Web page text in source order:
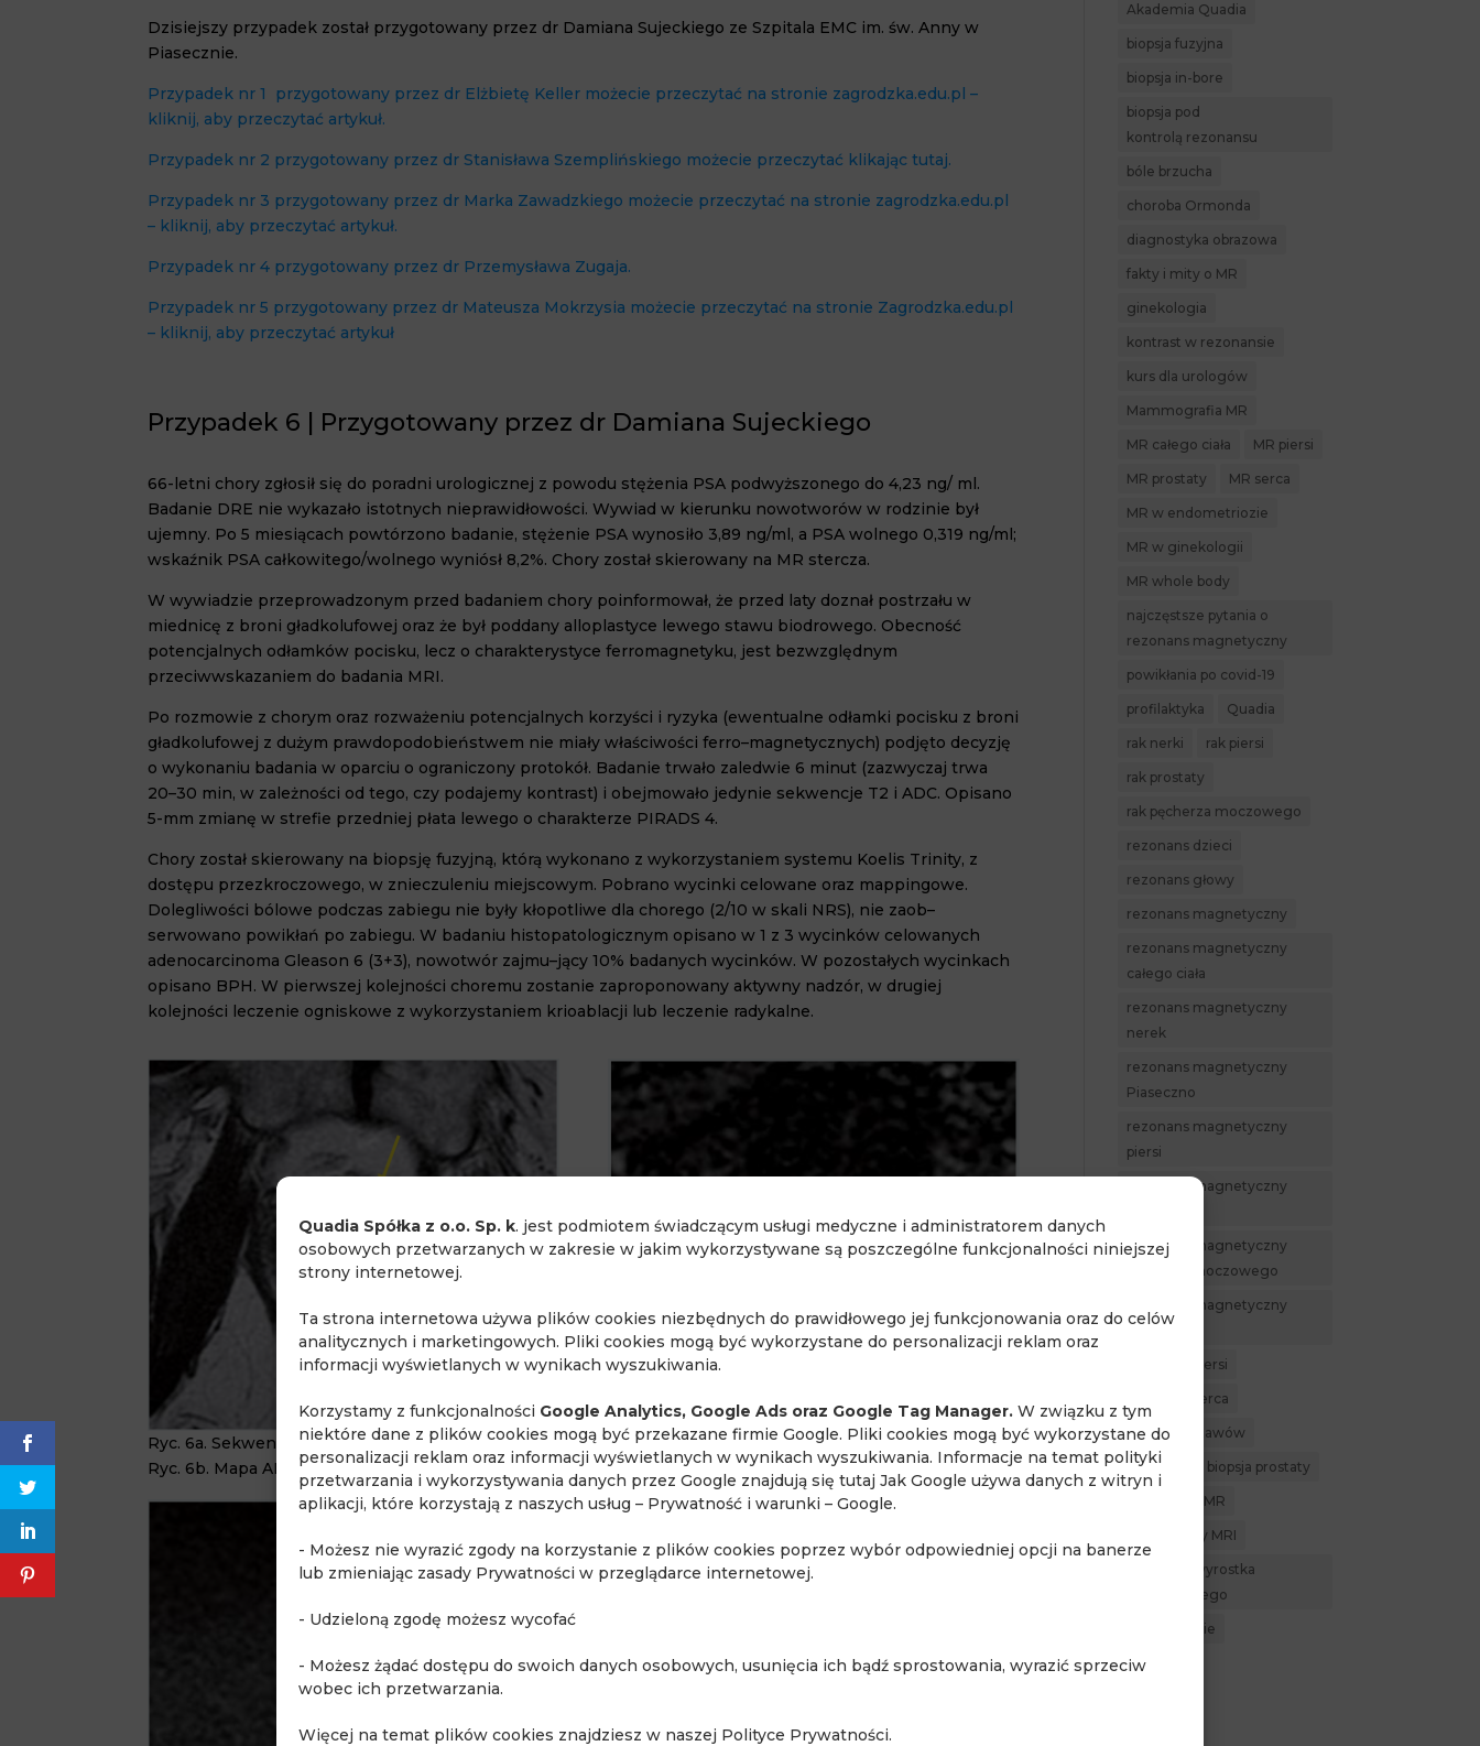
Quadia Spółka z o.o. Sp. k. jest podmiotem świadczącym usługi medyczne i administratorem danych
osobowych przetwarzanych w zakresie w jakim wykorzystywane są poszczególne funkcjonalności niniejszej
strony internetowej.
Ta strona internetowa używa plików cookies niezbędnych do prawidłowego jej funkcjonowania oraz do celów
analitycznych i marketingowych. Pliki cookies mogą być wykorzystane do personalizacji reklam oraz
informacji wyświetlanych w wynikach wyszukiwania.
Korzystamy z funkcjonalności Google Analytics, Google Ads oraz Google Tag Manager. W związku z tym
niektóre dane z plików cookies mogą być przekazane firmie Google. Pliki cookies mogą być wykorzystane do
personalizacji reklam oraz informacji wyświetlanych w wynikach wyszukiwania. Informacje na temat polityki
przetwarzania i wykorzystywania danych przez Google znajdują się tutaj Jak Google używa danych z witryn i
aplikacji, które korzystają z naszych usług – Prywatność i warunki – Google.
- Możesz nie wyrazić zgody na korzystanie z plików cookies poprzez wybór odpowiedniej opcji na banerze
lub zmieniając zasady Prywatności w przeglądarce internetowej.
- Udzieloną zgodę możesz wycofać
- Możesz żądać dostępu do swoich danych osobowych, usunięcia ich bądź sprostowania, wyrazić sprzeciw
wobec ich przetwarzania.
Więcej na temat plików cookies znajdziesz w naszej Polityce Prywatności.
Dzisiejszy przypadek został przygotowany przez dr Damiana Sujeckiego ze Szpitala EMC im. św. Anny w
Piasecznie.
Przypadek nr 1 przygotowany przez dr Elżbietę Keller możecie przeczytać na stronie zagrodzka.edu.pl –
kliknij, aby przeczytać artykuł.
Przypadek nr 2 przygotowany przez dr Stanisława Szemplińskiego możecie przeczytać klikając tutaj.
Przypadek nr 3 przygotowany przez dr Marka Zawadzkiego możecie przeczytać na stronie zagrodzka.edu.pl
– kliknij, aby przeczytać artykuł.
Przypadek nr 4 przygotowany przez dr Przemysława Zugaja.
Przypadek nr 5 przygotowany przez dr Mateusza Mokrzysia możecie przeczytać na stronie Zagrodzka.edu.pl
– kliknij, aby przeczytać artykuł
Przypadek 6 | Przygotowany przez dr Damiana Sujeckiego
66-letni chory zgłosił się do poradni urologicznej z powodu stężenia PSA podwyższonego do4,23 ng/ ml.
Badanie DRE nie wykazało istotnych nieprawidłowości. Wywiad w kierunku nowotworów w rodzinie był
ujemny. Po5 miesiącach powtórzono badanie, stężenie PSA wynosiło 3,89 ng/ml, a PSA wolnego 0,319 ng/ml;
wskaźnik PSA całkowitego/wolnego wyniósł 8,2%. Chory został skierowany na MR stercza.
W wywiadzie przeprowadzonym przed badaniem chory poinformował, że przed laty doznał postrzału w
miednicę z broni gładkolufowej oraz że był poddany alloplastyce lewego stawu biodrowego. Obecność
potencjalnych odłamków pocisku, lecz o charakterystyce ferromagnetyku, jest bezwzględnym
przeciwwskazaniem do badania MRI.
Po rozmowie z chorym oraz rozważeniu potencjalnych korzyści i ryzyka (ewentualne odłamki pocisku z broni
gładkolufowej z dużym prawdopodobieństwem nie miały właściwości ferro–magnetycznych) podjęto decyzję
o wykonaniu badania w oparciu o ograniczony protokół. Badanie trwało zaledwie 6 minut (zazwyczaj trwa
20–30 min, w zależności od tego, czy podajemy kontrast) i obejmowało jedynie sekwencje T2 i ADC. Opisano
5-mm zmianę w strefie przedniej płata lewego o charakterze PIRADS4.
Chory został skierowany na biopsję fuzyjną, którą wykonano z wykorzystaniem systemu Koelis Trinity, z
dostępu przezkroczowego, w znieczuleniu miejscowym. Pobrano wycinki celowane oraz mappingowe.
Dolegliwości bólowe podczas zabiegu nie były kłopotliwe dla chorego (2/10w skali NRS), nie zaob–
serwowano powikłań po zabiegu. W badaniu histopatologicznym opisano w1 z 3wycinków celowanych
adenocarcinoma Gleason 6 (3+3), nowotwór zajmu–jący10% badanych wycinków. W pozostałych wycinkach
opisano BPH. W pierwszej kolejności choremu zostanie zaproponowany aktywny nadzór, w drugiej
kolejności leczenie ogniskowe z wykorzystaniem krioablacji lub leczenie radykalne.
Ryc. 6a.Sekwencja T2 w płaszczyźnie poprzecznej
Ryc. 6b. Mapa ADC
Ryc. 6b.Mapa ADC
Akademia Quadia
biopsja fuzyjna
biopsja in-bore
biopsja pod
kontrolą rezonansu
bóle brzucha
choroba Ormonda
diagnostyka obrazowa
fakty i mity o MR
ginekologia
kontrast w rezonansie
kurs dla urologów
Mammografia MR
MR całego ciała MR piersi
MR prostaty MR serca
MR w endometriozie
MR w ginekologii
MR whole body
najczęstsze pytania o
rezonans magnetyczny
powikłania po covid-19
profilaktyka Quadia
rak nerki rak piersi
rak prostaty
rak pęcherza moczowego
rezonans dzieci
rezonans głowy
rezonans magnetyczny
rezonans magnetyczny
całego ciała
rezonans magnetyczny
nerek
rezonans magnetyczny
Piaseczno
rezonans magnetyczny
piersi
rezonans magnetyczny
rezonans magnetyczny
pęcherza moczowego
rezonans magnetyczny
rezonans piersi
rezonans serca
rezonans stawów
robotyczne biopsja prostaty
Venografia MR
Whole body MRI
zapalenie wyrostka
robaczkowego
zdrowe życie